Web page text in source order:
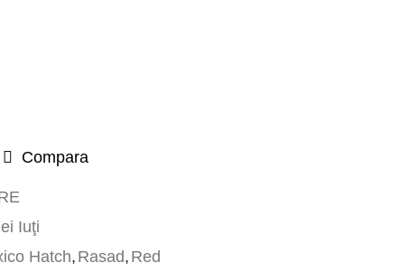
Compara
Iuţi
Hatch, Rasad, Red